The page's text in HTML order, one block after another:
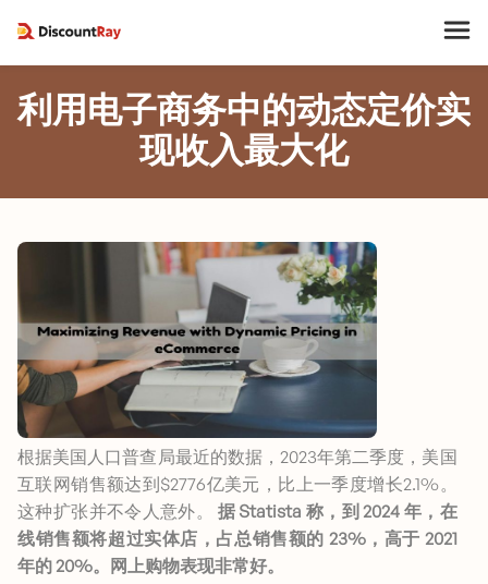
利用电子商务中的动态定价实
现收入最大化
根据美国人口普查局最近的数据，2023年第二季度，美国
互联网销售额达到$2776亿美元，比上一季度增长2.1%。
这种扩张并不令人意外。
据 Statista 称，到 2024 年，在
线销售额将超过实体店，占总销售额的 23%，高于 2021
年的 20%。网上购物表现非常好。